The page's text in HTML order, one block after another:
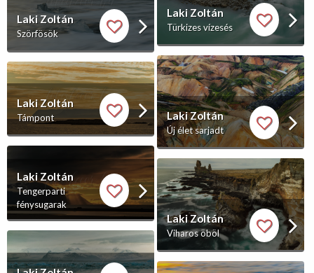
Laki Zoltán
Szörfösök
Laki Zoltán
Támpont
Laki Zoltán
Tengerparti
fénysugarak
Laki Zoltán
Türkizes vízesés
Laki Zoltán
Új élet sarjadt
Laki Zoltán
Viharos öböl